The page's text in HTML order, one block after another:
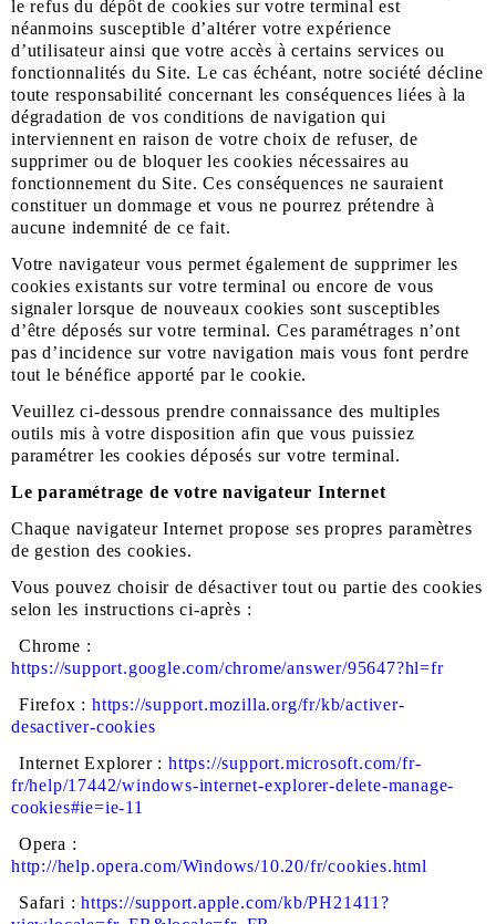
le refus du dépôt de cookies sur votre terminal est
néanmoins susceptible d’altérer votre expérience
d’utilisateur ainsi que votre accès à certains services ou
fonctionnalités du Site. Le cas échéant, notre société décline
toute responsabilité concernant les conséquences liées à la
dégradation de vos conditions de navigation qui
interviennent en raison de votre choix de refuser, de
supprimer ou de bloquer les cookies nécessaires au
fonctionnement du Site. Ces conséquences ne sauraient
constituer un dommage et vous ne pourrez prétendre à
aucune indemnité de ce fait.
Votre navigateur vous permet également de supprimer les
cookies existants sur votre terminal ou encore de vous
signaler lorsque de nouveaux cookies sont susceptibles
d’être déposés sur votre terminal. Ces paramétrages n’ont
pas d’incidence sur votre navigation mais vous font perdre
tout le bénéfice apporté par le cookie.
Veuillez ci-dessous prendre connaissance des multiples
outils mis à votre disposition afin que vous puissiez
paramétrer les cookies déposés sur votre terminal.
Le paramétrage de votre navigateur Internet
Chaque navigateur Internet propose ses propres paramètres
de gestion des cookies.
Vous pouvez choisir de désactiver tout ou partie des cookies
selon les instructions ci-après :
Chrome :
https://support.google.com/chrome/answer/95647?hl=fr
Firefox :https://support.mozilla.org/fr/kb/activer-
desactiver-cookies
Internet Explorer :https://support.microsoft.com/fr-
fr/help/17442/windows-internet-explorer-delete-manage-
cookies#ie=ie-11
Opera :
http://help.opera.com/Windows/10.20/fr/cookies.html
Safari :https://support.apple.com/kb/PH21411?